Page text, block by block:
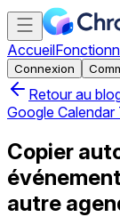
Accueil
Connexion
Retour au
Google Calendar
Copier
autre